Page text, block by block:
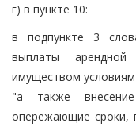
г) в пункте 10:
в подпункте 3
выплаты
имуществом
"а также
опережающие сроки,